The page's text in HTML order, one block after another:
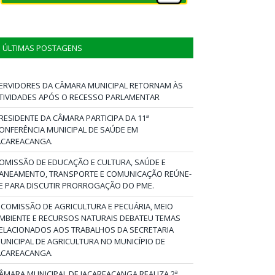
ÚLTIMAS POSTAGENS
DA CÂMARA MUNICIPAL RETORNAM ÀS
APÓS O RECESSO PARLAMENTAR
DA CÂMARA PARTICIPA DA 11ª
MUNICIPAL DE SAÚDE EM
DE EDUCAÇÃO E CULTURA, SAÚDE E
TRANSPORTE E COMUNICAÇÃO REÚNE-
PARA DISCUTIR PRORROGAÇÃO DO PME.
DE AGRICULTURA E PECUÁRIA, MEIO
E RECURSOS NATURAIS DEBATEU TEMAS
AOS TRABALHOS DA SECRETARIA
DE AGRICULTURA NO MUNICÍPIO DE